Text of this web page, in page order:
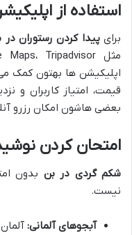
استفاده از
برایپیدا کردن رستوران در
اپلیکیشن ها بهتون کمک
قیمت، امتیاز کاربران و
بعضی هاشون امکان رزرو
امتحان کردن
شکم گردی در بن بدون
نیست.
آبجوهای آلمانی: